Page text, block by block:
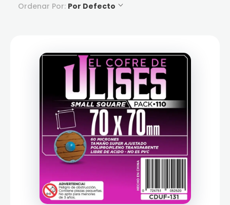
Ordenar Por: Por Defecto